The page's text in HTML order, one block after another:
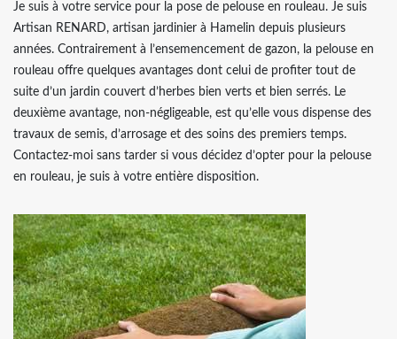
Je suis à votre service pour la pose de pelouse en rouleau. Je suis
Artisan RENARD, artisan jardinier à Hamelin depuis plusieurs
années. Contrairement à l’ensemencement de gazon, la pelouse en
rouleau offre quelques avantages dont celui de profiter tout de
suite d’un jardin couvert d’herbes bien verts et bien serrés. Le
deuxième avantage, non-négligeable, est qu’elle vous dispense des
travaux de semis, d’arrosage et des soins des premiers temps.
Contactez-moi sans tarder si vous décidez d’opter pour la pelouse
en rouleau, je suis à votre entière disposition.